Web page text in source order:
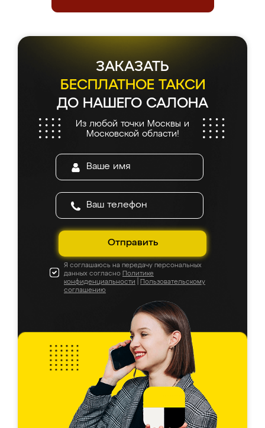
ЗАКАЗАТЬ
БЕСПЛАТНОЕ ТАКСИ
ДО НАШЕГО САЛОНА
Из любой точки Москвы и
Московской области!
Отправить
Я соглашаюсь на передачу персональных
данных согласно Политике
конфиденциальности
Пользовательскому
соглашению